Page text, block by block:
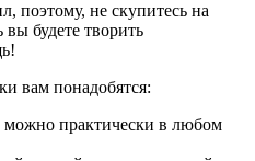
поэтому, не скупитесь на
будете творить
вам понадобятся:
практически в любом